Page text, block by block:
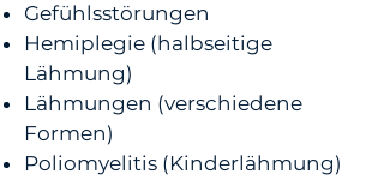
Gefühlsstörungen
Hemiplegie (halbseitige
Lähmung)
Lähmungen (verschiedene
Formen)
Poliomyelitis (Kinderlähmung)